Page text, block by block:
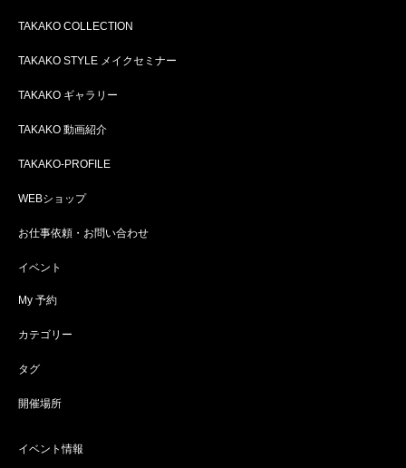
TAKAKO COLLECTION
TAKAKO STYLE メイクセミナー
TAKAKO ギャラリー
TAKAKO 動画紹介
TAKAKO-PROFILE
WEBショップ
お仕事依頼・お問い合わせ
イベント
My 予約
カテゴリー
タグ
開催場所
イベント情報